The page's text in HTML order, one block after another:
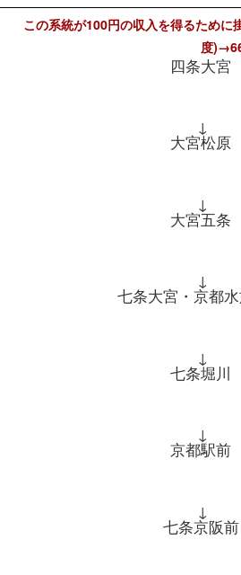
この系統が100円の収入を得るために
度
四条大宮
↓
大宮松原
↓
大宮五条
↓
七条大宮・京都
↓
七条堀川
↓
京都駅前
↓
七条京阪前